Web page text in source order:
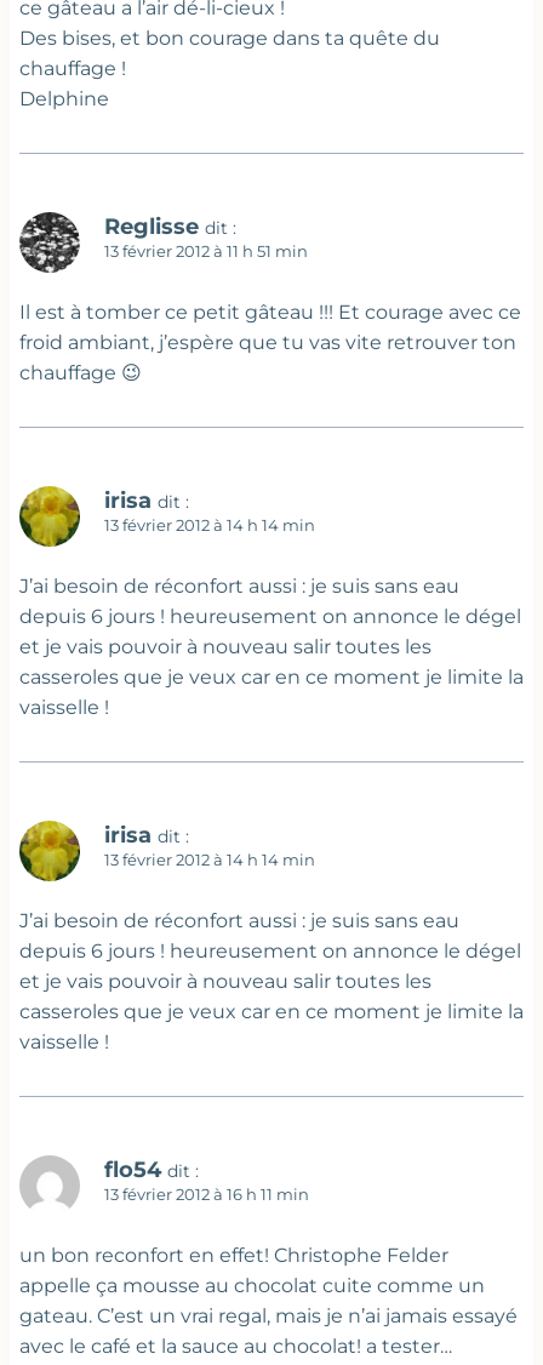
ce gâteau a l’air dé-li-cieux !
Des bises, et bon courage dans ta quête du
chauffage !
Delphine
Reglisse dit :
13 février 2012 à 11 h 51 min
Il est à tomber ce petit gâteau !!! Et courage avec ce
froid ambiant, j’espère que tu vas vite retrouver ton
chauffage 😉
irisa dit :
13 février 2012 à 14 h 14 min
J’ai besoin de réconfort aussi : je suis sans eau
depuis 6 jours ! heureusement on annonce le dégel
et je vais pouvoir à nouveau salir toutes les
casseroles que je veux car en ce moment je limite la
vaisselle !
irisa dit :
13 février 2012 à 14 h 14 min
J’ai besoin de réconfort aussi : je suis sans eau
depuis 6 jours ! heureusement on annonce le dégel
et je vais pouvoir à nouveau salir toutes les
casseroles que je veux car en ce moment je limite la
vaisselle !
flo54 dit :
13 février 2012 à 16 h 11 min
un bon reconfort en effet! Christophe Felder
appelle ça mousse au chocolat cuite comme un
gateau. C’est un vrai regal, mais je n’ai jamais essayé
avec le café et la sauce au chocolat! a tester…